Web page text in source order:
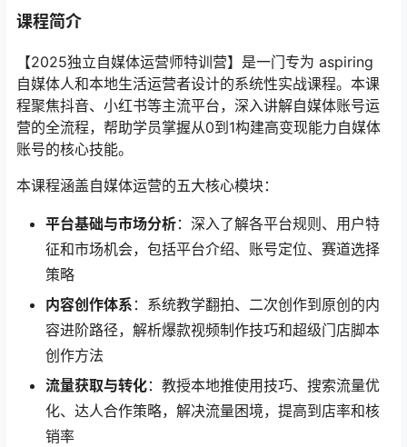
课程简介
【2025独立自媒体运营师特训营】是一门专为 aspiring
自媒体人和本地生活运营者设计的系统性实战课程。本课
程聚焦抖音、小红书等主流平台，深入讲解自媒体账号运
营的全流程，帮助学员掌握从0到1构建高变现能力自媒体
账号的核心技能。
本课程涵盖自媒体运营的五大核心模块：
平台基础与市场分析​：深入了解各平台规则、用户特
征和市场机会，包括平台介绍、账号定位、赛道选择
策略
内容创作体系 ​：系统教学翻拍、二次创作到原创的内
容进阶路径，解析爆款视频制作技巧和超级门店脚本
创作方法
流量获取与转化​：教授本地推使用技巧、搜索流量优
化、达人合作策略，解决流量困境，提高到店率和核
销率